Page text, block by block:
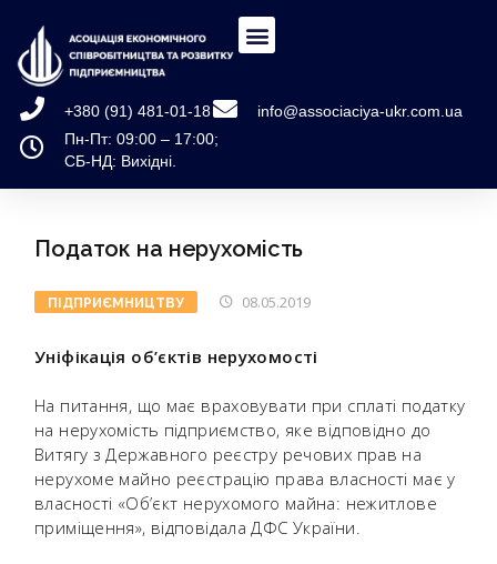
+380 (91) 481-01-18
info@associaciya-ukr.com.ua
Пн-Пт: 09:00 – 17:00;
СБ-НД: Вихідні.
Податок на нерухомість
ПІДПРИЄМНИЦТВУ 08.05.2019
Уніфікація об’єктів нерухомості
На питання, що має враховувати при сплаті податку
на нерухомість підприємство, яке відповідно до
Витягу з Державного реєстру речових прав на
нерухоме майно реєстрацію права власності має у
власності «Об’єкт нерухомого майна: нежитлове
приміщення», відповідала ДФС України.